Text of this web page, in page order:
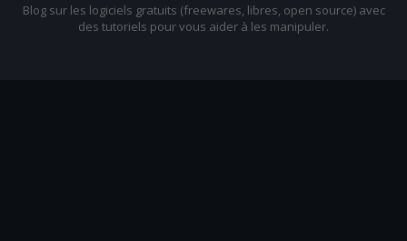
Blog sur les logiciels gratuits (freewares, libres, open source) avec
des tutoriels pour vous aider à les manipuler.